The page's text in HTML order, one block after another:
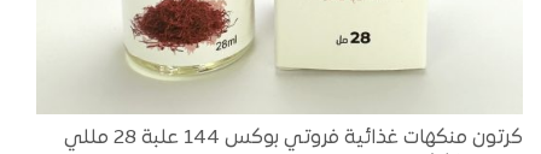
كرتون منكهات غذائية فروتي بوكس 144 علبة 28 مللي